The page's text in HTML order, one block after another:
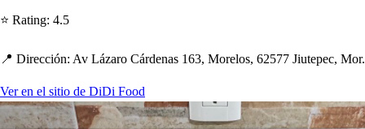
⭐ Rating: 4.5
📍 Dirección: Av Lázaro Cárdenas 163, Morelos, 62577 Jiutepec, Mor.
Ver en el sitio de DiDi Food